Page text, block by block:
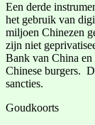
Een derde
het gebruik van
miljoen Chinezen
zijn niet
Bank van China en
Chinese burgers.
sancties.
Goudkoorts